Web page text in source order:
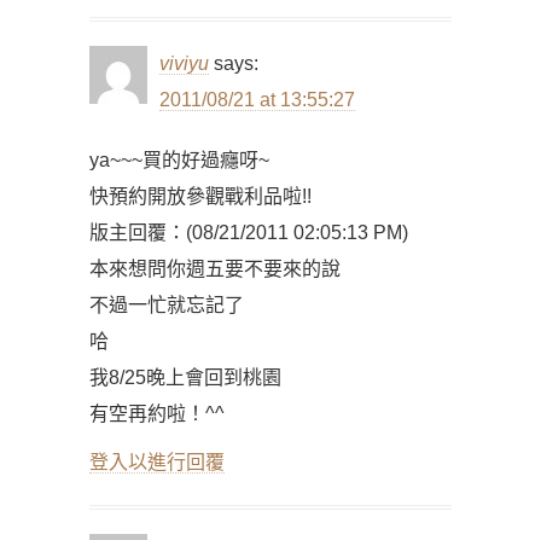
viviyu says:
2011/08/21 at 13:55:27
ya~~~買的好過癮呀~
快預約開放參觀戰利品啦!!
版主回覆：(08/21/2011 02:05:13 PM)
本來想問你週五要不要來的說
不過一忙就忘記了
哈
我8/25晚上會回到桃園
有空再約啦！^^
登入以進行回覆